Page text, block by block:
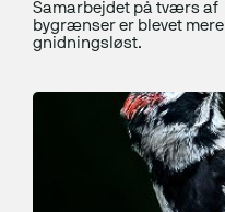
Samarbejdet på tværs af
bygrænser er blevet mere
gnidningsløst.